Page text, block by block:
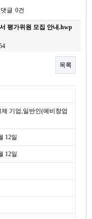
댓글 0건
평가위원 모집 안내.hwp
목록
기업,일반인(예비창업
12일
12일